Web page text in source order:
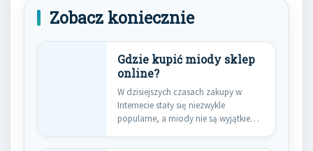
Zobacz koniecznie
Gdzie kupić miody sklep
online?
W dzisiejszych czasach zakupy w
Internecie stały się niezwykle
popularne, a miody nie są wyjątkiem.